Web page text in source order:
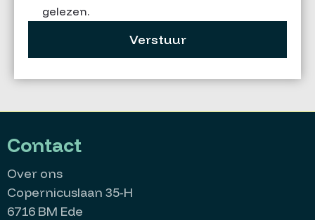
gelezen.
Verstuur
Contact
Over ons
Copernicuslaan 35-H
6716 BM Ede